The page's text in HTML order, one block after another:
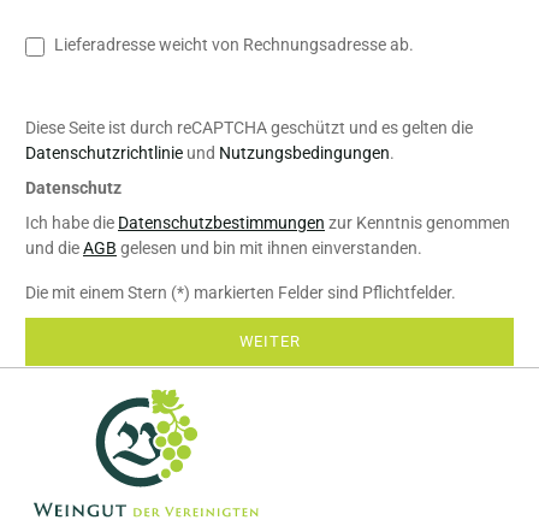
Lieferadresse weicht von Rechnungsadresse ab.
Diese Seite ist durch reCAPTCHA geschützt und es gelten die
Datenschutzrichtlinie und Nutzungsbedingungen.
Datenschutz
Ich habe die Datenschutzbestimmungen zur Kenntnis genommen
und dieAGB gelesen und bin mit ihnen einverstanden.
Die mit einem Stern (*) markierten Felder sind Pflichtfelder.
WEITER